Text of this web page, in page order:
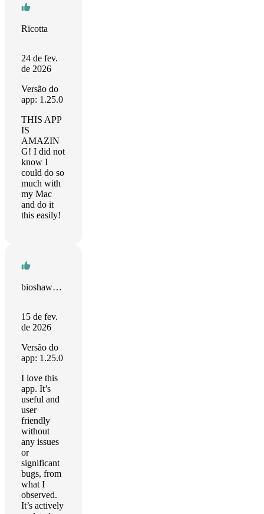
Ricotta
24 de fev.
de 2026
Versão do
app: 1.25.0
THIS APP
IS
AMAZIN
G! I did not
know I
could do so
much with
my Mac
and do it
this easily!
bioshawna 🌙
15 de fev.
de 2026
Versão do
app: 1.25.0
I love this
app. It’s
useful and
user
friendly
without
any issues
or
significant
bugs, from
what I
observed.
It’s actively